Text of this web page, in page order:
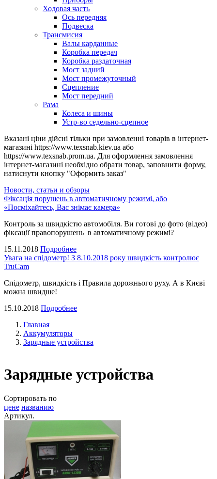
Ходовая часть
Ось передняя
Подвеска
Трансмисия
Валы карданные
Коробка передач
Коробка раздаточная
Мост задний
Мост промежуточный
Сцепление
Мост передний
Рама
Колеса и шины
Устр-во седельно-сцепное
Вказані ціни дійсні тільки при замовленні товарів в інтернет-
магазині https://www.texsnab.kiev.ua або
https://www.texsnab.prom.ua. Для оформлення замовлення
інтернет-магазині необхідно обрати товар, заповнити форму,
натиснути кнопку "Оформить заказ"
Новости, статьи и обзоры
Фіксація порушень в автоматичному режимі, або
«Посміхайтесь, Вас знімає камера»
Контроль за швидкістю автомобіля. Ви готові до фото (відео)
фіксації правопорушень в автоматичному режимі?
15.11.2018 Подробнее
Увага на спідометр! З 8.10.2018 року швидкість контролює
TruCam
Спідометр, швидкість і Правила дорожнього руху. А в Києві
можна швидше!
15.10.2018 Подробнее
Главная
Аккумуляторы
Зарядные устройства
Зарядные устройства
Сортировать по
цене названию
Артикул.